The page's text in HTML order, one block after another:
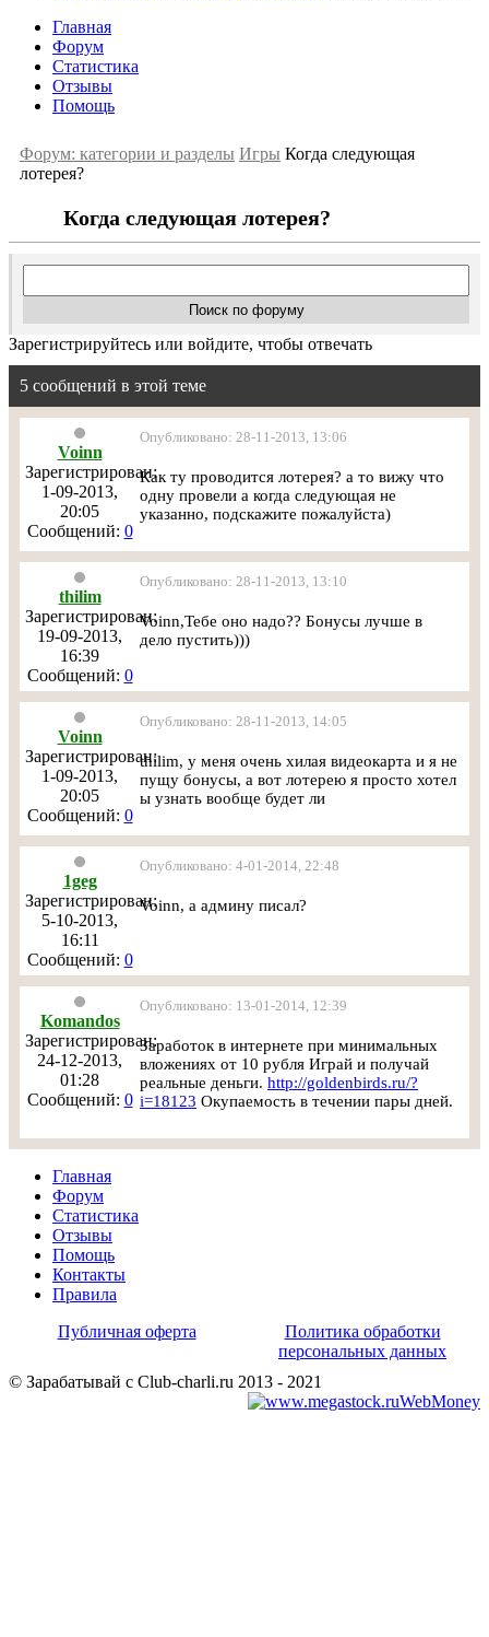
Главная
Форум
Статистика
Отзывы
Помощь
Форум: категории и разделы Игры Когда следующая
лотерея?
Когда следующая лотерея?
Зарегистрируйтесь или войдите, чтобы отвечать
5 сообщений в этой теме
Voinn
Зарегистрирован:
1-09-2013,
20:05
Сообщений: 0
Опубликовано: 28-11-2013, 13:06
Как ту проводится лотерея? а то вижу что
одну провели а когда следующая не
указанно, подскажите пожалуйста)
thilim
Зарегистрирован:
19-09-2013,
16:39
Сообщений: 0
Опубликовано: 28-11-2013, 13:10
Voinn,Тебе оно надо?? Бонусы лучше в
дело пустить)))
Voinn
Зарегистрирован:
1-09-2013,
20:05
Сообщений: 0
Опубликовано: 28-11-2013, 14:05
thilim, у меня очень хилая видеокарта и я не
пущу бонусы, а вот лотерею я просто хотел
ы узнать вообще будет ли
1geg
Зарегистрирован:
5-10-2013,
16:11
Сообщений: 0
Опубликовано: 4-01-2014, 22:48
Voinn, а админу писал?
Komandos
Зарегистрирован:
24-12-2013,
01:28
Сообщений: 0
Опубликовано: 13-01-2014, 12:39
Заработок в интернете при минимальных
вложениях от 10 рубля Играй и получай
реальные деньги. http://goldenbirds.ru/?
i=18123 Окупаемость в течении пары дней.
Главная
Форум
Статистика
Отзывы
Помощь
Контакты
Правила
Публичная оферта
Политика обработки
персональных данных
© Зарабатывай с Club-charli.ru 2013 - 2021
WebMoney